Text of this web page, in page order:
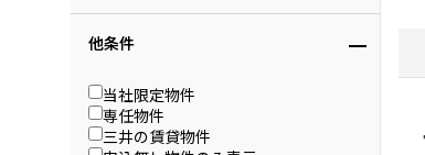
他条件
当社限定物件
専任物件
三井の賃貸物件